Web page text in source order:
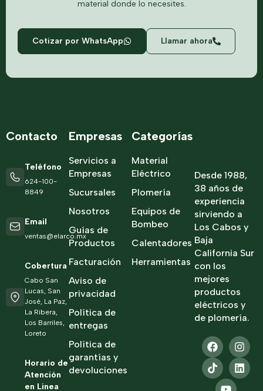
material donde lo necesites.
Cotizar por WhatsApp Llamar ahora
Desde 1988,
38 años de
experiencia
sirviendo a
Los Cabos y
Baja
California Sur
con los
mejores
productos
eléctricos y
de plomería.
Categorías
Material
Eléctrico
Plomería
Equipos de
Bombeo
Calentadores
Herramientas
Empresas
Servicios a
Empresas
Sucursales
Nosotros
Guías de
Productos
Facturación
Aviso de
privacidad
Política de
entregas
Política de
garantías y
devoluciones
Contacto
Teléfono
624-100-
8849
Email
ventas@elarco.mx
Cobertura
Cabo San
Lucas, San
José, La Paz,
La Ribera,
Los Barriles,
Loreto
Horario de
Atención
en Linea